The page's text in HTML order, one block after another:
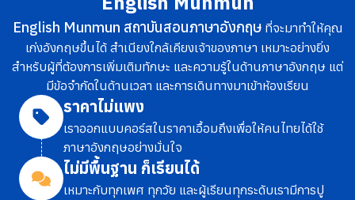
English Munmun สถาบันสอนภาษาอังกฤษ ที่จะมาทำให้คุณ
เก่งอังกฤษขึ้นได้ สำเนียงใกล้เคียงเจ้าของภาษา เหมาะอย่างยิ่ง
สำหรับผู้ที่ต้องการเพิ่มเติมทักษะ และความรู้ในด้านภาษาอังกฤษ แต่
มีข้อจำกัดในด้านเวลา และการเดินทางมาเข้าห้องเรียน
ราคาไม่แพง
เราออกแบบคอร์สในราคาเอื้อมถึงเพื่อให้คนไทยได้ใช้
ภาษาอังกฤษอย่างมั่นใจ
ไม่มีพื้นฐาน ก็เรียนได้
เหมาะกับทุกเพศ ทุกวัย และผู้เรียนทุกระดับเรามีการปู